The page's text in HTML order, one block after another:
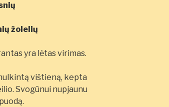
žolelių
yra lėtas virimas.
vištieną, kepta
Svogūnui nupjaunu